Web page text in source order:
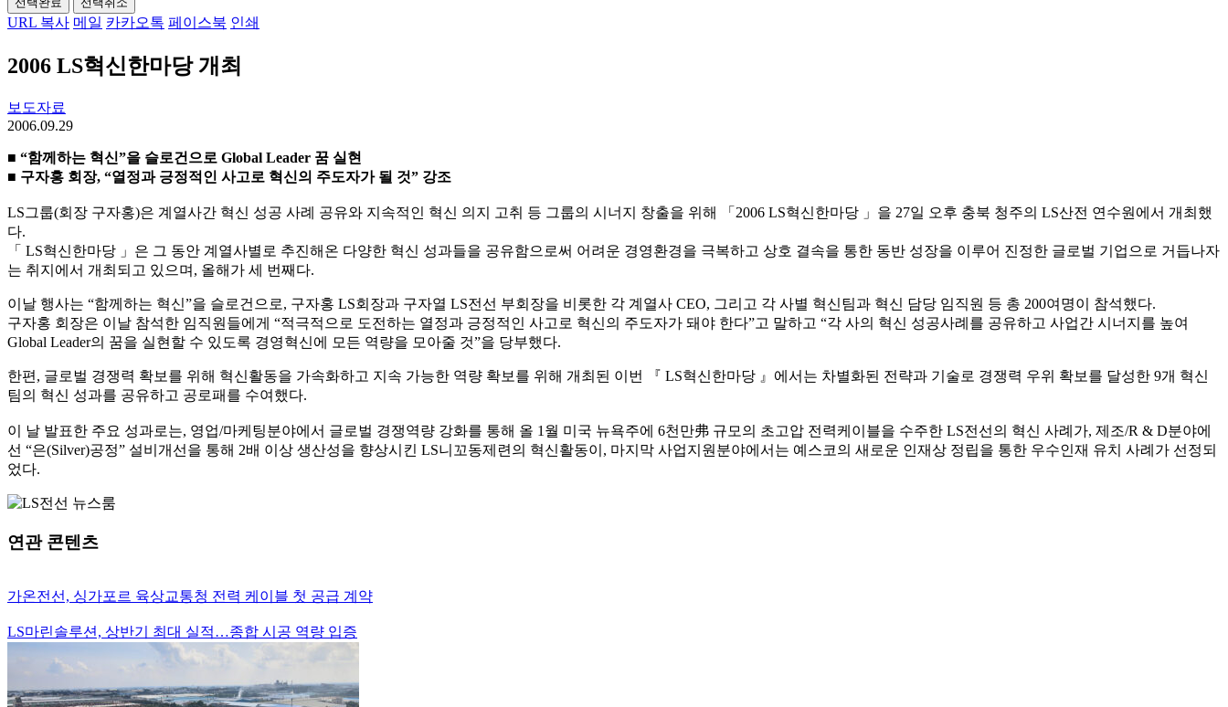
URL 복사 메일 카카오톡 페이스북 인쇄
2006 LS혁신한마당 개최
보도자료
2006.09.29
■ “함께하는 혁신”을 슬로건으로 Global Leader 꿈 실현
■ 구자홍 회장, “열정과 긍정적인 사고로 혁신의 주도자가 될 것” 강조
LS그룹(회장 구자홍)은 계열사간 혁신 성공 사례 공유와 지속적인 혁신 의지 고취 등 그룹의 시너지 창출을 위해 「2006 LS혁신한마당 」을 27일 오후 충북 청주의 LS산전 연수원에서 개최했
다.
「 LS혁신한마당 」은 그 동안 계열사별로 추진해온 다양한 혁신 성과들을 공유함으로써 어려운 경영환경을 극복하고 상호 결속을 통한 동반 성장을 이루어 진정한 글로벌 기업으로 거듭나자
는 취지에서 개최되고 있으며, 올해가 세 번째다.
이날 행사는 “함께하는 혁신”을 슬로건으로, 구자홍 LS회장과 구자열 LS전선 부회장을 비롯한 각 계열사 CEO, 그리고 각 사별 혁신팀과 혁신 담당 임직원 등 총 200여명이 참석했다.
구자홍 회장은 이날 참석한 임직원들에게 “적극적으로 도전하는 열정과 긍정적인 사고로 혁신의 주도자가 돼야 한다”고 말하고 “각 사의 혁신 성공사례를 공유하고 사업간 시너지를 높여
Global Leader의 꿈을 실현할 수 있도록 경영혁신에 모든 역량을 모아줄 것”을 당부했다.
한편, 글로벌 경쟁력 확보를 위해 혁신활동을 가속화하고 지속 가능한 역량 확보를 위해 개최된 이번 『 LS혁신한마당 』에서는 차별화된 전략과 기술로 경쟁력 우위 확보를 달성한 9개 혁신
팀의 혁신 성과를 공유하고 공로패를 수여했다.
이 날 발표한 주요 성과로는, 영업/마케팅분야에서 글로벌 경쟁역량 강화를 통해 올 1월 미국 뉴욕주에 6천만弗 규모의 초고압 전력케이블을 수주한 LS전선의 혁신 사례가, 제조/R & D분야에
선 “은(Silver)공정” 설비개선을 통해 2배 이상 생산성을 향상시킨 LS니꼬동제련의 혁신활동이, 마지막 사업지원분야에서는 예스코의 새로운 인재상 정립을 통한 우수인재 유치 사례가 선정되
었다.
연관 콘텐츠
가온전선, 싱가포르 육상교통청 전력 케이블 첫 공급 계약
LS마린솔루션, 상반기 최대 실적…종합 시공 역량 입증